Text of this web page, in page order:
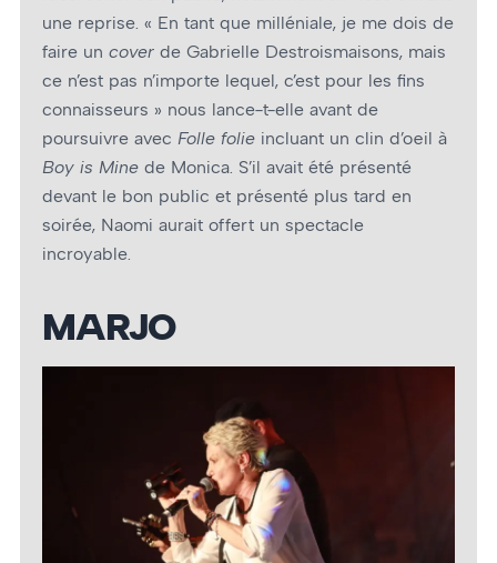
une reprise. « En tant que milléniale, je me dois de
faire un cover de Gabrielle Destroismaisons, mais
ce n’est pas n’importe lequel, c’est pour les fins
connaisseurs » nous lance-t-elle avant de
poursuivre avec Folle folie incluant un clin d’œil à
Boy is Mine de Monica. S’il avait été présenté
devant le bon public et présenté plus tard en
soirée, Naomi aurait offert un spectacle
incroyable.
MARJO